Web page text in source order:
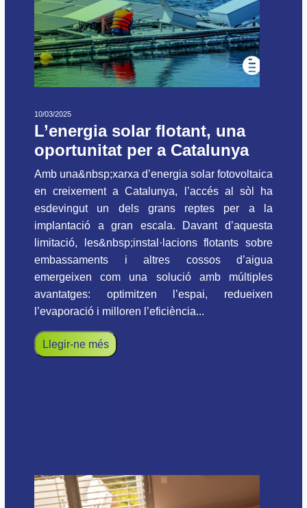
10/03/2025
L’energia solar flotant, una
oportunitat per a Catalunya
Amb una&nbsp;xarxa d’energia solar fotovoltaica
en creixement a Catalunya, l’accés al sòl ha
esdevingut un dels grans reptes per a la
implantació a gran escala. Davant d’aquesta
limitació, les&nbsp;instal·lacions flotants sobre
embassaments i altres cossos d’aigua
emergeixen com una solució amb múltiples
avantatges: optimitzen l’espai, redueixen
l’evaporació i milloren l’eficiència...
Llegir-ne més